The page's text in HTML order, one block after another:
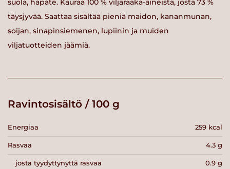
suola, hapate. Kauraa 100 % viljaraaka-aineista, josta 73 %
täysjyvää. Saattaa sisältää pieniä maidon, kananmunan,
soijan, sinapinsiemenen, lupiinin ja muiden
viljatuotteiden jäämiä.
Ravintosisältö / 100 g
Energiaa 259 kcal
Rasvaa 4.3 g
josta tyydyttynyttä rasvaa 0.9 g